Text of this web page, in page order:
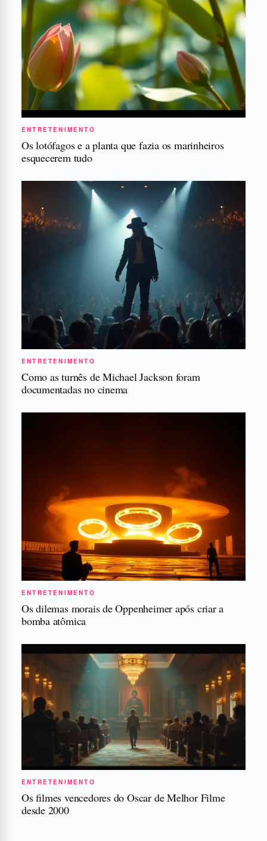
ENTRETENIMENTO
Os lotófagos e a planta que fazia os marinheiros
esquecerem tudo
ENTRETENIMENTO
Como as turnês de Michael Jackson foram
documentadas no cinema
ENTRETENIMENTO
Os dilemas morais de Oppenheimer após criar a
bomba atômica
ENTRETENIMENTO
Os filmes vencedores do Oscar de Melhor Filme
desde 2000